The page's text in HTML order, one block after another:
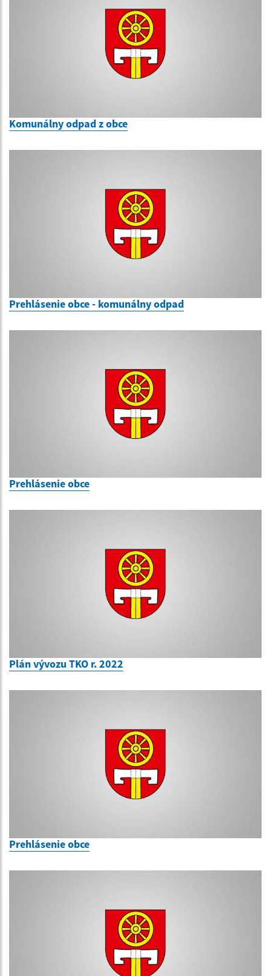
Komunálny odpad z obce
Prehlásenie obce - komunálny odpad
Prehlásenie obce
Plán vývozu TKO r. 2022
Prehlásenie obce